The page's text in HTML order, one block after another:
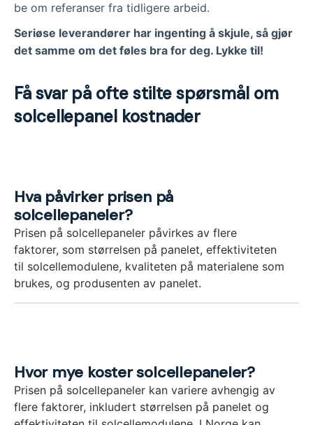
be om referanser fra tidligere arbeid.
Seriøse leverandører har ingenting å skjule, så gjør
det samme om det føles bra for deg. Lykke til!
Få svar på ofte stilte spørsmål om
solcellepanel kostnader
Hva påvirker prisen på
solcellepaneler?
Prisen på solcellepaneler påvirkes av flere
faktorer, som størrelsen på panelet, effektiviteten
til solcellemodulene, kvaliteten på materialene som
brukes, og produsenten av panelet.
Hvor mye koster solcellepaneler?
Prisen på solcellepaneler kan variere avhengig av
flere faktorer, inkludert størrelsen på panelet og